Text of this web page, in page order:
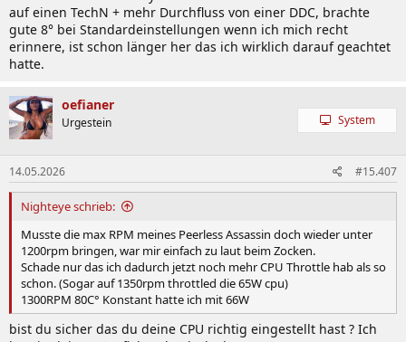
auf einen TechN + mehr Durchfluss von einer DDC, brachte
gute 8° bei Standardeinstellungen wenn ich mich recht
erinnere, ist schon länger her das ich wirklich darauf geachtet
hatte.
oefianer
Urgestein System
14.05.2026 #15.407
Nighteye schrieb:
Musste die max RPM meines Peerless Assassin doch wieder unter
1200rpm bringen, war mir einfach zu laut beim Zocken.
Schade nur das ich dadurch jetzt noch mehr CPU Throttle hab als so
schon. (Sogar auf 1350rpm throttled die 65W cpu)
1300RPM 80C° Konstant hatte ich mit 66W
bist du sicher das du deine CPU richtig eingestellt hast ? Ich